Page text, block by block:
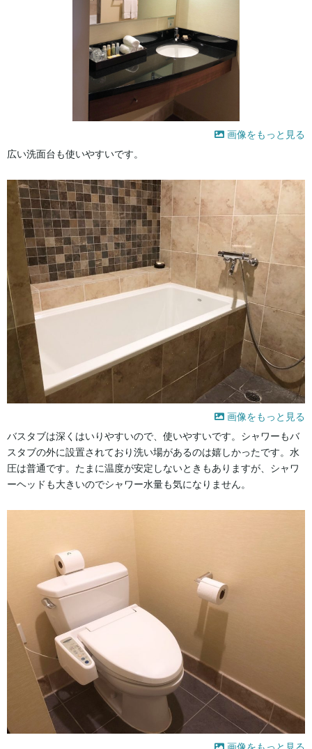
画像をもっと見る
広い洗面台も使いやすいです。
画像をもっと見る
バスタブは深くはいりやすいので、使いやすいです。シャワーもバ
スタブの外に設置されており洗い場があるのは嬉しかったです。水
圧は普通です。たまに温度が安定しないときもありますが、シャワ
ーヘッドも大きいのでシャワー水量も気になりません。